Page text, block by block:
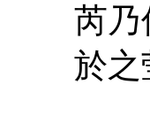
芮乃
於之